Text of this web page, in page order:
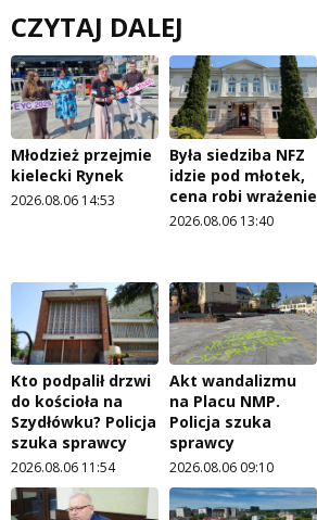
CZYTAJ DALEJ
Młodzież przejmie
kielecki Rynek
2026.08.06 14:53
Była siedziba NFZ
idzie pod młotek,
cena robi wrażenie
2026.08.06 13:40
Kto podpalił drzwi
do kościoła na
Szydłówku? Policja
szuka sprawcy
2026.08.06 11:54
Akt wandalizmu
na Placu NMP.
Policja szuka
sprawcy
2026.08.06 09:10